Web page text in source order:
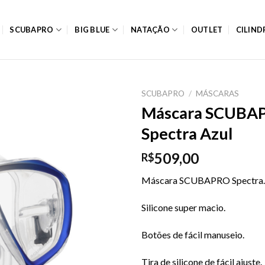
SCUBAPRO BIG BLUE NATAÇÃO OUTLET
SCUBAPRO / MÁSCARAS
Máscara
Spectra Azul
R$509,00
Máscara SCUBAPRO Spectra.
Silicone super macio.
Botões de fácil manuseio.
Tira de silicone de fácil ajuste.